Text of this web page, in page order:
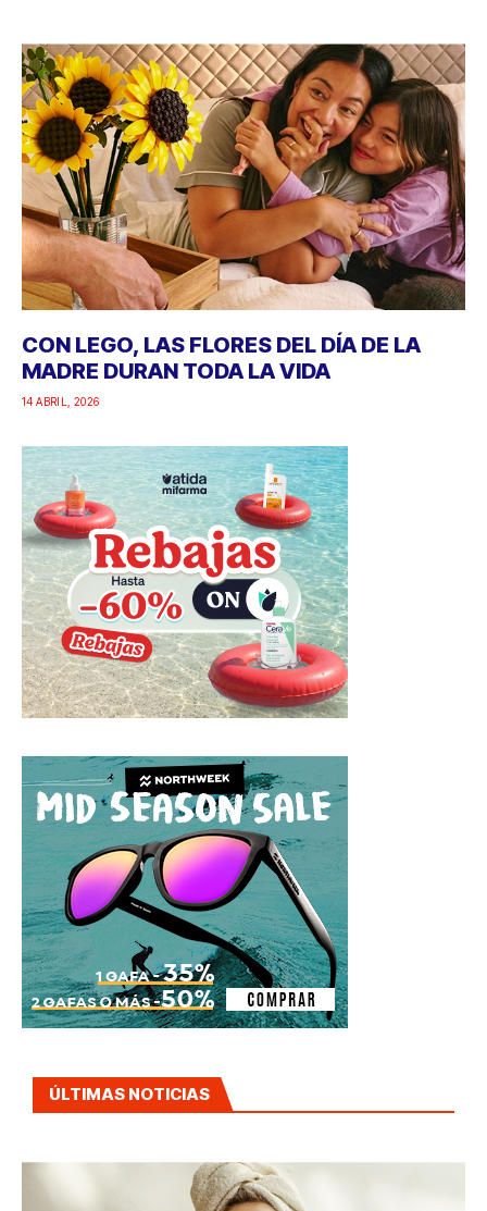
CON LEGO, LAS FLORES DEL DÍA DE LA
MADRE DURAN TODA LA VIDA
14 ABRIL, 2026
ÚLTIMAS NOTICIAS